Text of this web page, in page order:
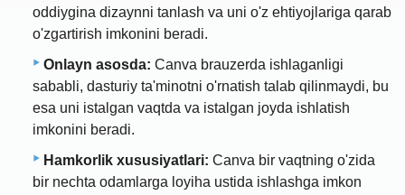
oddiygina dizaynni tanlash va uni o'z ehtiyojlariga qarab
o'zgartirish imkonini beradi.
Onlayn asosda: Canva brauzerda ishlaganligi
sababli, dasturiy ta'minotni o'rnatish talab qilinmaydi, bu
esa uni istalgan vaqtda va istalgan joyda ishlatish
imkonini beradi.
Hamkorlik xususiyatlari: Canva bir vaqtning o'zida
bir nechta odamlarga loyiha ustida ishlashga imkon